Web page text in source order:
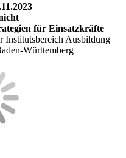
für Einsatzkräfte
Institutsbereich Ausbildung
Württemberg